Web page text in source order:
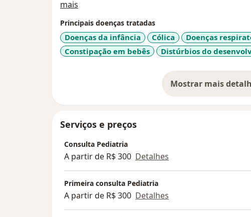
ACLS. Agora estou iniciando mais uma realização
Benedito Fernandes, 545, sala 208, Santo Amaro,
mais
Principais doenças tratadas
Doenças da infância Cólica
Doenças
Constipação em bebês
Distúrbios do
Mostrar maissobre a
Serviços e preços
Consulta Pediatria
A partir de R$ 300 Detalhes
Primeira consulta Pediatria
A partir de R$ 300 Detalhes